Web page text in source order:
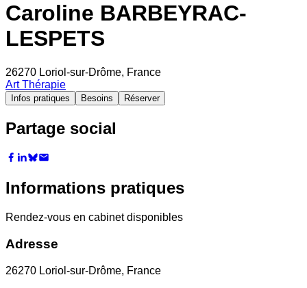
Caroline BARBEYRAC-
LESPETS
26270 Loriol-sur-Drôme, France
Art Thérapie
Infos pratiques Besoins Réserver
Partage social
Informations pratiques
Rendez-vous en cabinet disponibles
Adresse
26270 Loriol-sur-Drôme, France